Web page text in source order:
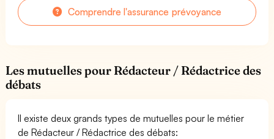
Comprendre l'assurance prévoyance
Les mutuelles pour Rédacteur / Rédactrice des
débats
Il existe deux grands types de mutuelles pour le métier
de Rédacteur / Rédactrice des débats: